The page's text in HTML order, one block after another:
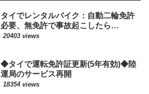
タイでレンタルバイク：自動二輪免許
必要、無免許で事故起こしたら…
20403 views
◆タイで運転免許証更新(5年有効)◆陸
運局のサービス再開
18354 views